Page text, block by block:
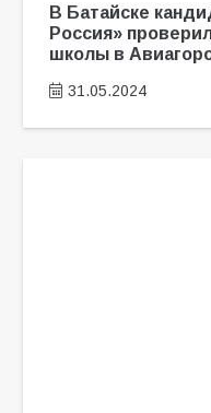
В Батайске
Россия»
школы в
31.05.2024